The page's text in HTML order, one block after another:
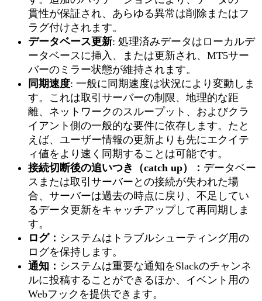
貫性が保証され、あらゆる異常は削除またはフ
ラグ付けされます。
データベース更新: 処理済みデータはローカルデ
ータベースに挿入、または更新され、MT5サー
バーのミラー状態が維持されます。
同期速度: 一般に同期速度は状況により変動しま
す。これは取引サーバーの制限、地理的な距
離、ネットワークのスループット、およびクラ
イアント側の一般的な要件に依存します。たと
えば、ユーザー情報の更新よりも先にエクイテ
ィ値をより速く同期することは可能です。
接続切断後の追いつき（catch up）： データベー
スまたは取引サーバーとの接続が失われた場
合、サーバーは過去の時点に戻り、不足してい
るデータ更新をキャッチアップして再同期しま
す。
ログ： システムはトラブルシューティング用の
ログを保持します。
通知： システムは重要な通知をSlackのチャンネ
ルに投稿することができるほか、イベント用の
Webフックを提供できます。